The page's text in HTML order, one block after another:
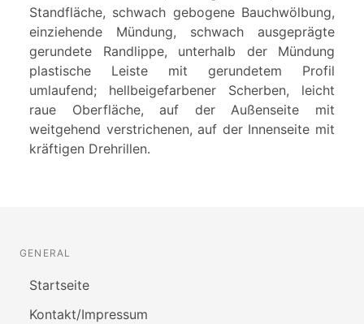
Standfläche, schwach gebogene Bauchwölbung,
einziehende Mündung, schwach ausgeprägte
gerundete Randlippe, unterhalb der Mündung
plastische Leiste mit gerundetem Profil
umlaufend; hellbeigefarbener Scherben, leicht
raue Oberfläche, auf der Außenseite mit
weitgehend verstrichenen, auf der Innenseite mit
kräftigen Drehrillen.
GENERAL
Startseite
Kontakt/Impressum